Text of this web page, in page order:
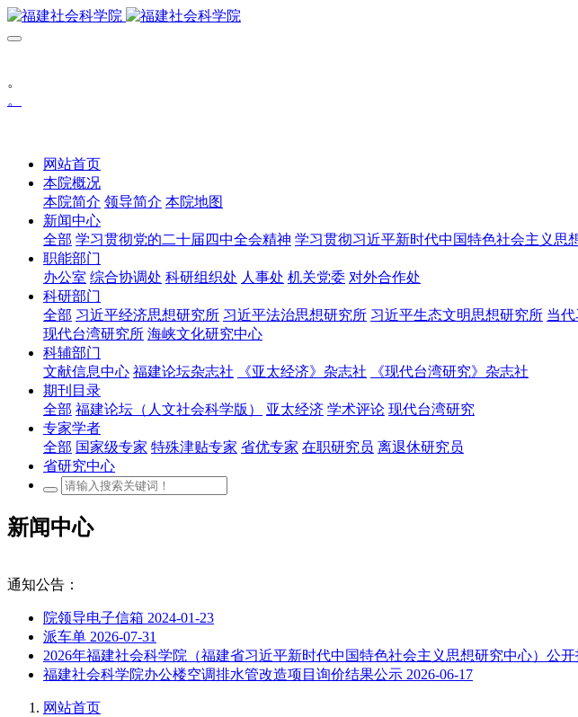
。
。
网站首页
本院概况
本院简介 领导简介 本院地图
新闻中心
全部 学习贯彻党的二十届四中全会精神 学习贯彻习近平新时代中国特色社会主义思
职能部门
办公室 综合协调处 科研组织处 人事处 机关党委 对外合作处
科研部门
全部 习近平经济思想研究所 习近平法治思想研究所 习近平生态文明思想研究所 当
现代台湾研究所 海峡文化研究中心
科辅部门
文献信息中心 福建论坛杂志社 《亚太经济》杂志社
《现代台湾研究》杂志社
期刊目录
全部 福建论坛（人文社会科学版） 亚太经济 学术评论 现代台湾研究
专家学者
全部 国家级专家 特殊津贴专家 省优专家 在职研究员 离退休研究员
省研究中心
新闻中心
通知公告：
院领导电子信箱 2024-01-23
派车单 2026-07-31
2026年福建社会科学院（福建省习近平新时代中国特色社会主义思想研究中心）公
福建社会科学院办公楼空调排水管改造项目询价结果公示 2026-06-17
网站首页